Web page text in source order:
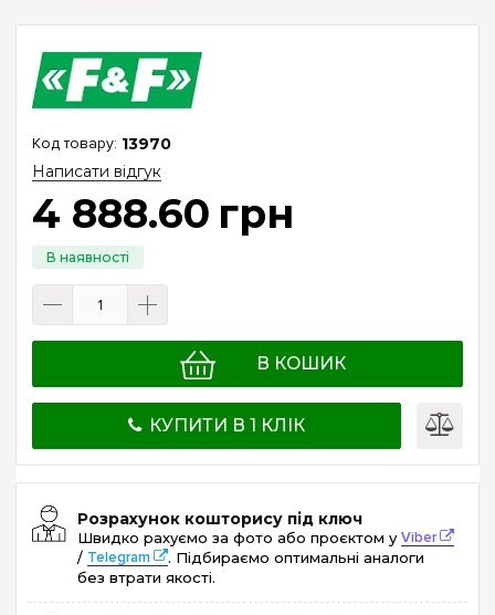
13970
Написати відгук
4 888.60 грн
В КОШИК
КУПИТИ В 1 КЛІК
Розрахунок кошторису під ключ
Швидко рахуємо за фото або проєктом уViber
/ Telegram
. Підбираємо оптимальні аналоги
без втрати якості.